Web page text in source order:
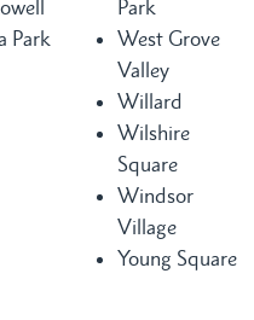
Park
Park
West Grove
Valley
Willard
Wilshire
Square
Windsor
Village
Young Square